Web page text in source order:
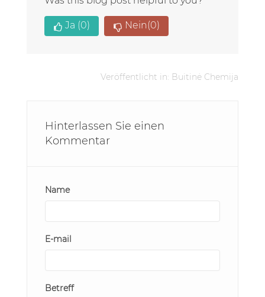
Ja (0) Nein(0)
Veröffentlicht in: Buitinė Chemija
Hinterlassen Sie einen
Kommentar
Name
E-mail
Betreff